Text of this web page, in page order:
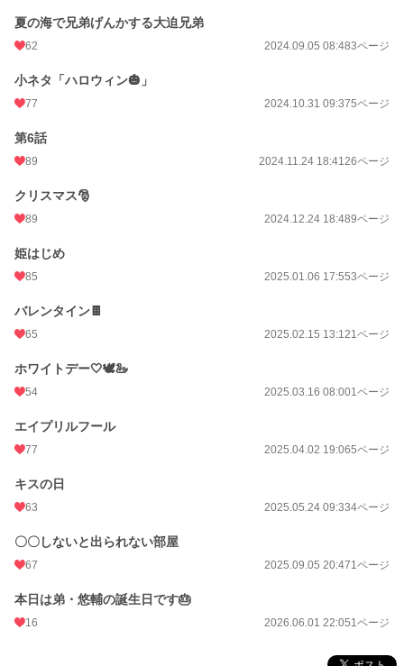
夏の海で兄弟げんかする大迫兄弟
62 2024.09.05 08:483ページ
小ネタ「ハロウィン🎃」
77 2024.10.31 09:375ページ
第6話
89 2024.11.24 18:4126ページ
クリスマス🎅
89 2024.12.24 18:489ページ
姫はじめ
85 2025.01.06 17:553ページ
バレンタイン🍫
65 2025.02.15 13:121ページ
ホワイトデー🤍🕊🦢
54 2025.03.16 08:001ページ
エイプリルフール
77 2025.04.02 19:065ページ
キスの日
63 2025.05.24 09:334ページ
〇〇しないと出られない部屋
67 2025.09.05 20:471ページ
本日は弟・悠輔の誕生日です🎂
16 2026.06.01 22:051ページ